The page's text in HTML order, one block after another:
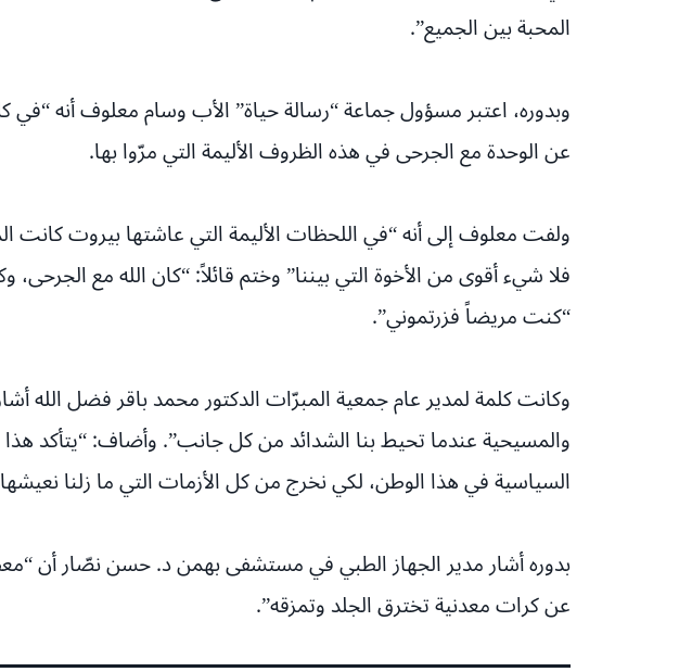
المحبة بين الجميع”.
وبدوره، اعتبر مسؤول جماعة “رسالة حياة” الأب وسام معلوف أنه “في
عن الوحدة مع الجرحى في هذه الظروف الأليمة التي مرّوا بها.
ولفت معلوف إلى أنه “في اللحظات الأليمة التي عاشتها بيروت
فلا شيء أقوى من الأخوة التي بيننا” وختم قائلاً: “كان الله مع
“كنت مريضاً فزرتموني”.
وكانت كلمة لمدير عام جمعية المبرّات الدكتور محمد باقر فضل الله
والمسيحية عندما تحيط بنا الشدائد من كل جانب”. وأضاف: “يتأكد
السياسية في هذا الوطن، لكي نخرج من كل الأزمات التي ما زلنا
بدوره أشار مدير الجهاز الطبي في مستشفى بهمن د. حسن نصّار أن
عن كرات معدنية تخترق الجلد وتمزقه”.